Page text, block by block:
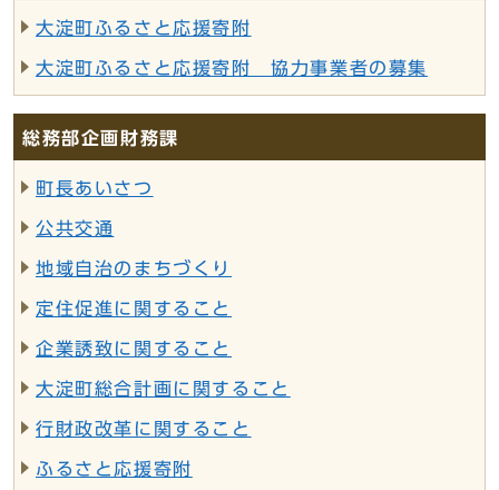
大淀町ふるさと応援寄附
大淀町ふるさと応援寄附 協力事業者の募集
総務部企画財務課
町長あいさつ
公共交通
地域自治のまちづくり
定住促進に関すること
企業誘致に関すること
大淀町総合計画に関すること
行財政改革に関すること
ふるさと応援寄附